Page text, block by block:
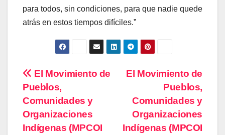
para todos, sin condiciones, para que nadie quede
atrás en estos tiempos difíciles.”
Navegación
de
entradas
El Movimiento de
Pueblos,
Comunidades y
Organizaciones
Indígenas (MPCOI
El Movimiento de
Pueblos,
Comunidades y
Organizaciones
Indígenas (MPCOI